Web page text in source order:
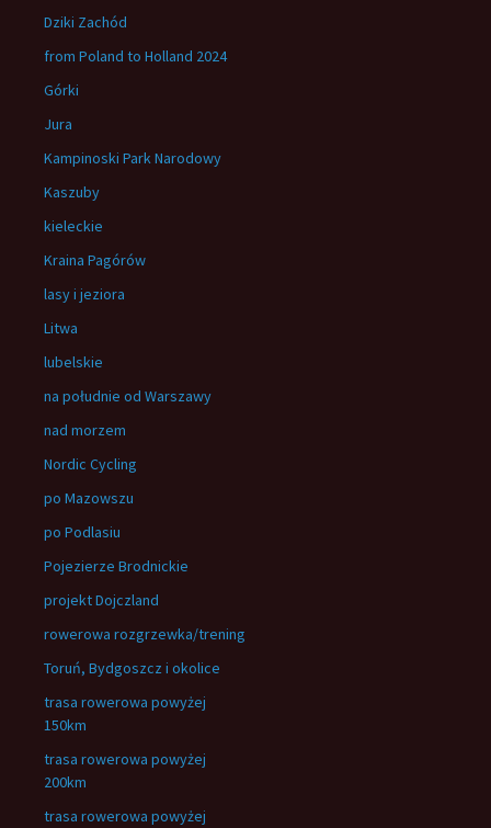
Dziki Zachód
from Poland to Holland 2024
Górki
Jura
Kampinoski Park Narodowy
Kaszuby
kieleckie
Kraina Pagórów
lasy i jeziora
Litwa
lubelskie
na południe od Warszawy
nad morzem
Nordic Cycling
po Mazowszu
po Podlasiu
Pojezierze Brodnickie
projekt Dojczland
rowerowa rozgrzewka/trening
Toruń, Bydgoszcz i okolice
trasa rowerowa powyżej
150km
trasa rowerowa powyżej
200km
trasa rowerowa powyżej